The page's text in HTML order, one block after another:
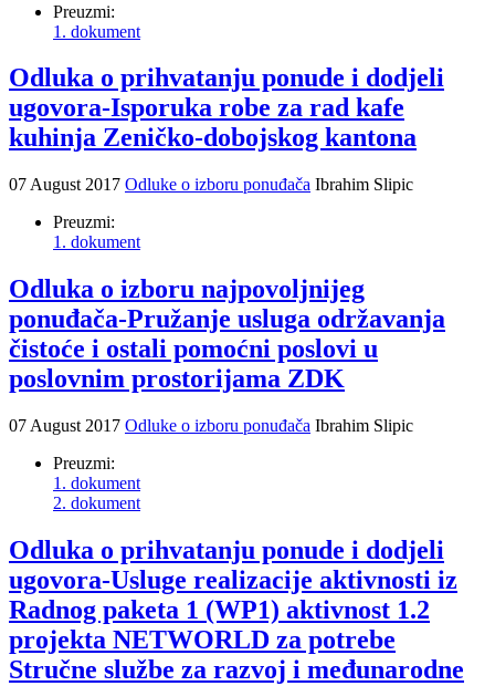
Preuzmi:
1. dokument
Odluka o prihvatanju ponude i dodjeli
ugovora-Isporuka robe za rad kafe
kuhinja Zeničko-dobojskog kantona
07 August 2017 Odluke o izboru ponuđača Ibrahim Slipic
Preuzmi:
1. dokument
Odluka o izboru najpovoljnijeg
ponuđača-Pružanje usluga održavanja
čistoće i ostali pomoćni poslovi u
poslovnim prostorijama ZDK
07 August 2017 Odluke o izboru ponuđača Ibrahim Slipic
Preuzmi:
1. dokument
2. dokument
Odluka o prihvatanju ponude i dodjeli
ugovora-Usluge realizacije aktivnosti iz
Radnog paketa 1 (WP1) aktivnost 1.2
projekta NETWORLD za potrebe
Stručne službe za razvoj i međunarodne